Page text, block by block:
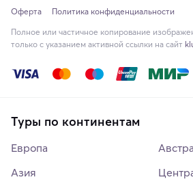
Оферта
Политика конфиденциальности
Полное или частичное копирование
только с указанием активной ссылки на сайт
Туры по континентам
Европа
Азия